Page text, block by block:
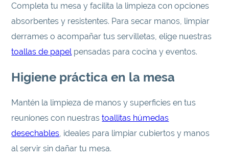
Completa tu mesa y facilita la limpieza con opciones
absorbentes y resistentes. Para secar manos, limpiar
derrames o acompañar tus servilletas, elige nuestras
toallas de papel pensadas para cocina y eventos.
Higiene práctica en la mesa
Mantén la limpieza de manos y superficies en tus
reuniones con nuestrastoallitas húmedas
desechables , ideales para limpiar cubiertos y manos
al servir sin dañar tu mesa.